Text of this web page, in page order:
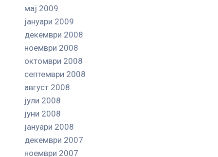
мај 2009
јануари 2009
декември 2008
ноември 2008
октомври 2008
септември 2008
август 2008
јули 2008
јуни 2008
јануари 2008
декември 2007
ноември 2007